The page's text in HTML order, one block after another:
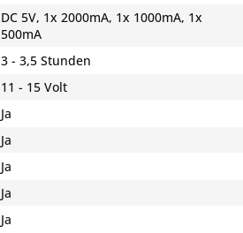
DC 5V, 1x 2000mA, 1x 1000mA, 1x
500mA
3 - 3,5 Stunden
11 - 15 Volt
Ja
Ja
Ja
Ja
Ja